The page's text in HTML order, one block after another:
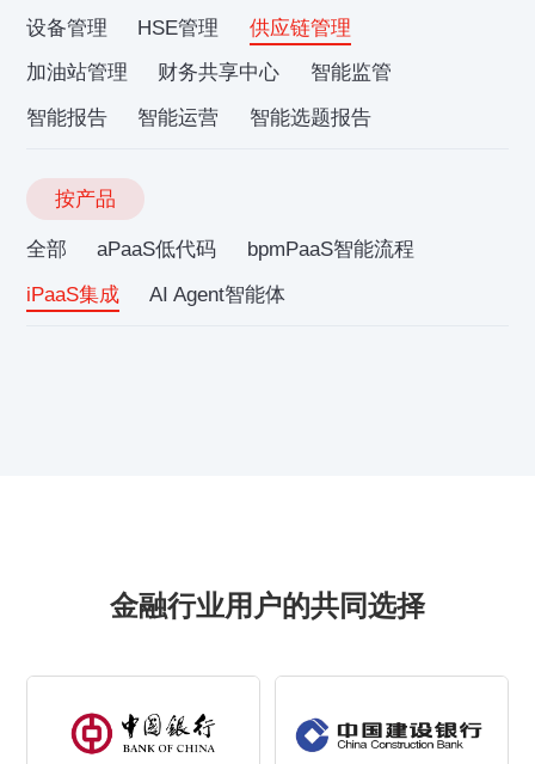
设备管理
HSE管理
供应链管理
加油站管理
财务共享中心
智能监管
智能报告
智能运营 智能选题报告
按产品
全部 aPaaS低代码
bpmPaaS智能流程
iPaaS集成
AI Agent智能体
金融行业用户的共同选择